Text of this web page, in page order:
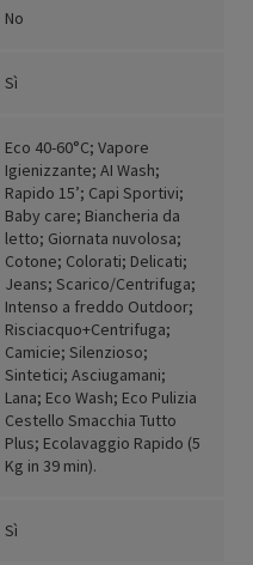
No
Sì
Eco 40-60°C; Vapore
Igienizzante; AI Wash;
Rapido 15’; Capi Sportivi;
Baby care; Biancheria da
letto; Giornata nuvolosa;
Cotone; Colorati; Delicati;
Jeans; Scarico/Centrifuga;
Intenso a freddo Outdoor;
Risciacquo+Centrifuga;
Camicie; Silenzioso;
Sintetici; Asciugamani;
Lana; Eco Wash; Eco Pulizia
Cestello Smacchia Tutto
Plus; Ecolavaggio Rapido (5
Kg in 39 min).
Sì